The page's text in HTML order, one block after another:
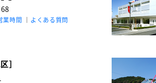
業時間 よくある質問
］